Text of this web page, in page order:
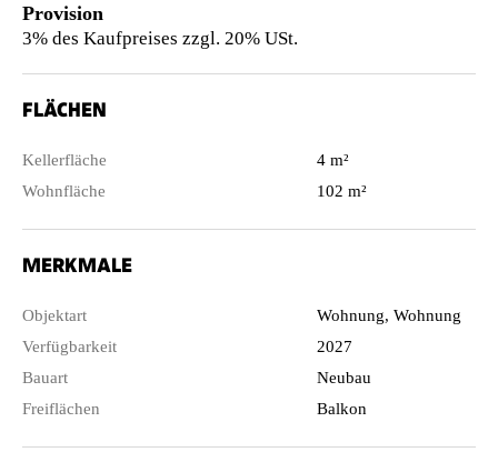
Provision
3% des Kaufpreises zzgl. 20% USt.
FLÄCHEN
Kellerfläche
4 m²
Wohnfläche
102 m²
MERKMALE
Objektart
Wohnung, Wohnung
Verfügbarkeit
2027
Bauart
Neubau
Freiflächen
Balkon